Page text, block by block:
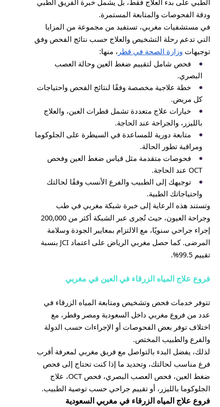
الطبي على بدء العلاج فقط، بل يشمل خبرة الفريق الطبي
ودقة الفحوصات والمتابعة المستمرة.
في مستشفيات مغربي، تستفيد من مجموعة من المزايا
التي تدعم رحلة التشخيص والعلاج حسب نتائج الفحص وفق
توجيهات وزارة الصحة في قطر ، منها:
فحص شامل لتقييم ضغط العين وحالة العصب
البصري.
خطة علاجية مخصصة وفقًا لنتائج الفحص واحتياجات
كل مريض.
خيارات علاج متعددة تشمل قطرات العين، والعلاج
بالليزر، والجراحة عند الحاجة.
متابعة دورية للمساعدة في السيطرة على الجلوكوما
ومراقبة تطور الحالة.
فحوصات متقدمة مثل قياس ضغط العين وفحص
OCT عند الحاجة.
توجيهك إلى الطبيب والفرع الأنسب وفقًا لحالتك
واحتياجاتك الطبية.
وتستند هذه الرعاية إلى خبرة شبكة مغربي في طب
وجراحة العيون، حيث تُجرى عبر الشبكة أكثر من 200,000
إجراء جراحي سنويًا، مع الالتزام بمعايير الجودة وسلامة
المرضى. كما حصل مغربي الرياض على اعتماد JCI بنسبة
تقييم 99.5%.
فروع علاج المياه الزرقاء في العين في مغربي
تتوفر خدمات فحص وتشخيص ومتابعة المياه الزرقاء في
عدد من فروع مغربي داخل السعودية ومصر وقطر، مع
اختلاف توفر بعض الفحوصات أو الإجراءات حسب الدولة
والفرع والطبيب المختص.
لذلك، يفضل البدء بالتواصل مع فريق مغربي لمعرفة أقرب
فرع مناسب لحالتك، وتحديد ما إذا كنت تحتاج إلى فحص
ضغط العين، فحص العصب البصري، فحص OCT، علاج
الجلوكوما بالليزر، أو تقييم جراحي حسب توصية الطبيب.
فروع علاج المياه الزرقاء في مغربي السعودية